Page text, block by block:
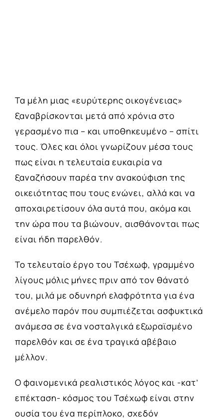
Τα μέλη μιας «ευρύτερης οικογένειας»
ξαναβρίσκονται μετά από χρόνια στο
γερασμένο πια – και υποθηκευμένο – σπίτι
τους. Όλες και όλοι γνωρίζουν μέσα τους
πως είναι η τελευταία ευκαιρία να
ξαναζήσουν παρέα την ανακούφιση της
οικειότητας που τους ενώνει, αλλά και να
αποχαιρετίσουν όλα αυτά που, ακόμα και
την ώρα που τα βιώνουν, αισθάνονται πως
είναι ήδη παρελθόν.
Το τελευταίο έργο του Τσέχωφ, γραμμένο
λίγους μόλις μήνες πριν από τον θάνατό
του, μιλά με οδυνηρή ελαφρότητα για ένα
ανέμελο παρόν που συμπιέζεται ασφυκτικά
ανάμεσα σε ένα νοσταλγικά εξωραϊσμένο
παρελθόν και σε ένα τραγικά αβέβαιο
μέλλον.
Ο φαινομενικά ρεαλιστικός λόγος και -κατ’
επέκταση- κόσμος του Τσέχωφ είναι στην
ουσία του ένα περίπλοκο, σχεδόν